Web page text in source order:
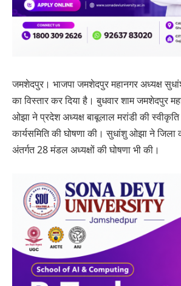
जमशेदपुर। भाजपा जमशेदपुर महानगर अध्यक्ष
का विस्तार कर दिया है। बुधवार शाम जमशेदपुर
ओझा ने प्रदेश अध्यक्ष बाबूलाल मरांडी की
कार्यसमिति की घोषणा की। सुधांशु ओझा ने जिला
अंतर्गत 28 मंडल अध्यक्षों की घोषणा भी की।